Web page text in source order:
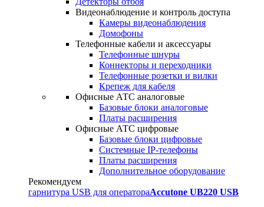
Видеонаблюдение и контроль доступа
Камеры видеонаблюдения
Домофоны
Телефонные кабели и аксессуары
Телефонные шнуры
Коннекторы и переходники
Телефонные розетки и вилки
Крепеж для кабеля
Офисные АТС аналоговые
Базовые блоки аналоговые
Платы расширения
Офисные АТС цифровые
Базовые блоки цифровые
Системные IP-телефоны
Платы расширения
Дополнительное оборудование
Рекомендуем
гарнитура USB для оператораAccutone UB220 USB